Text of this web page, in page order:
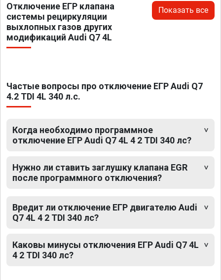
Отключение ЕГР клапана
системы рециркуляции
выхлопных газов других
модификаций Audi Q7 4L
Показать все
Частые вопросы про отключение ЕГР Audi Q7
4.2 TDI 4L 340 л.с.
Когда необходимо программное
отключение ЕГР Audi Q7 4L 4 2 TDI 340 лс?
Нужно ли ставить заглушку клапана EGR
после программного отключения?
Вредит ли отключение ЕГР двигателю Audi
Q7 4L 4 2 TDI 340 лс?
Каковы минусы отключения ЕГР Audi Q7 4L
4 2 TDI 340 лс?